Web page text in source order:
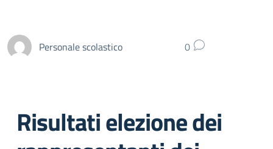
Personale scolastico 0
Risultati elezione dei